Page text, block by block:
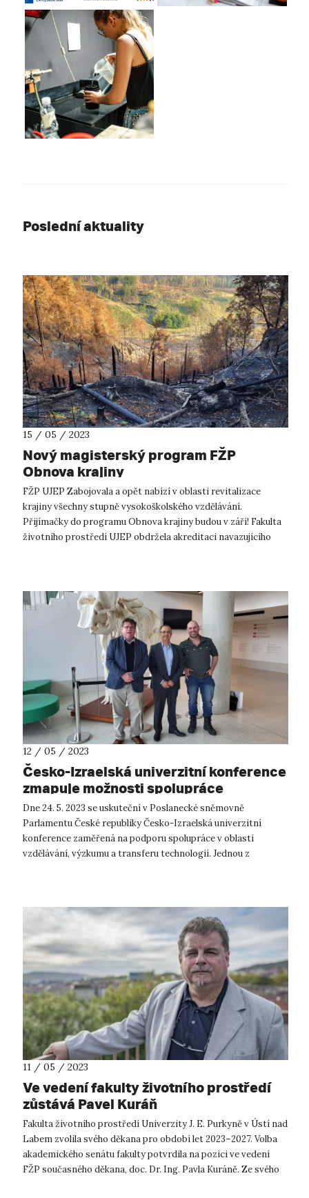
Poslední aktuality
15 / 05 / 2023
Nový magisterský program FŽP
Obnova krajiny
FŽP UJEP Zabojovala a opět nabízí v oblasti revitalizace
krajiny všechny stupně vysokoškolského vzdělávání.
Přijímačky do programu Obnova krajiny budou v září! Fakulta
životního prostředí UJEP obdržela akreditaci navazujícího
12 / 05 / 2023
Česko-Izraelská univerzitní konference
zmapuje možnosti spolupráce
Dne 24. 5. 2023 se uskuteční v Poslanecké sněmovně
Parlamentu České republiky Česko-Izraelská univerzitní
konference zaměřená na podporu spolupráce v oblasti
vzdělávání, výzkumu a transferu technologií. Jednou z
11 / 05 / 2023
Ve vedení fakulty životního prostředí
zůstává Pavel Kuráň
Fakulta životního prostředí Univerzity J. E. Purkyně v Ústí nad
Labem zvolila svého děkana pro období let 2023–2027. Volba
akademického senátu fakulty potvrdila na pozici ve vedení
FŽP současného děkana, doc. Dr. Ing. Pavla Kuráně. Ze svého